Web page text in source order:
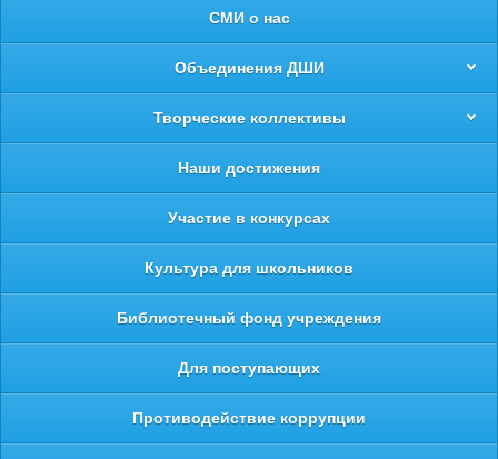
СМИ о нас
Объединения ДШИ
Творческие коллективы
Наши достижения
Участие в конкурсах
Культура для школьников
Библиотечный фонд учреждения
Для поступающих
Противодействие коррупции